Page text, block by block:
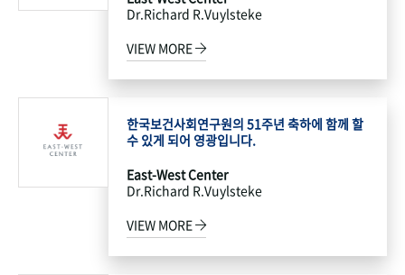
Dr.Richard R.Vuylsteke
VIEW MORE
한국보건사회연구원의 51주년 축하에 함께 할
수 있게 되어 영광입니다.
East-West Center
Dr.Richard R.Vuylsteke
VIEW MORE